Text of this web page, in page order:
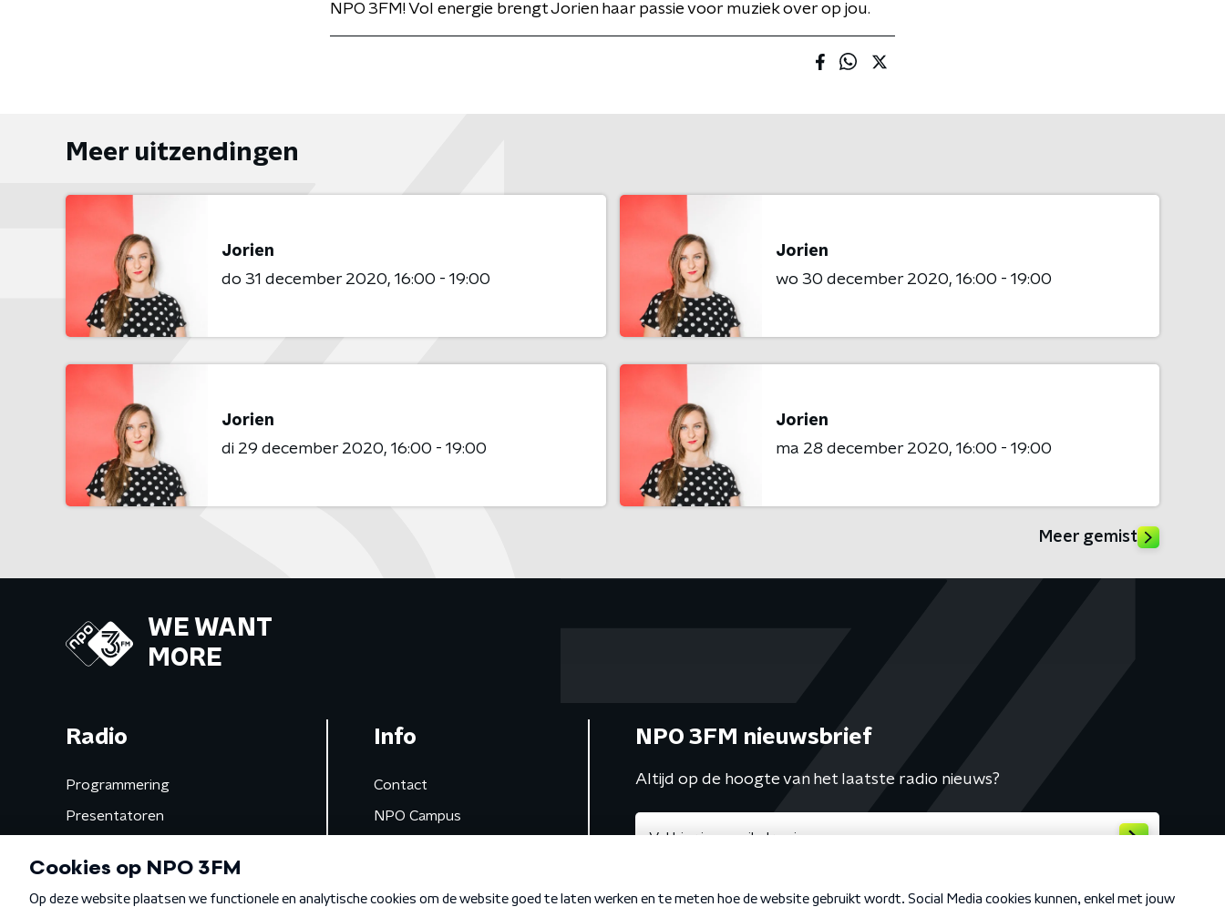
NPO 3FM! Vol energie brengt Jorien haar passie voor muziek over op jou.
Meer uitzendingen
Jorien
do 31 december 2020 16:00 - 19:00
Jorien
wo 30 december 2020 16:00 - 19:00
Jorien
di 29 december 2020 16:00 - 19:00
Jorien
ma 28 december 2020 16:00 - 19:00
Meer gemist
WE WANT
MORE
Radio
Programmering
Presentatoren
Gemist
Info
Contact
NPO Campus
NPO 3FM nieuwsbrief
Altijd op de hoogte van het laatste radio nieuws?